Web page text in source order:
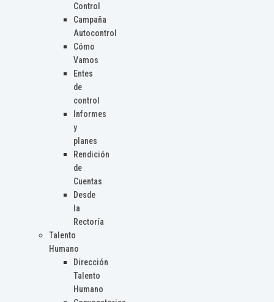
Control
Campaña
Autocontrol
Cómo
Vamos
Entes
de
control
Informes
y
planes
Rendición
de
Cuentas
Desde
la
Rectoría
Talento
Humano
Dirección
Talento
Humano